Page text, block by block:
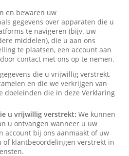
en bewaren uw
gegevens over apparaten die u
te navigeren (bijv. uw
middelen), die u aan ons
te plaatsen, een account aan
contact met ons op te nemen.
die u vrijwillig verstrekt,
en die we verkrijgen van
doeleinden die in deze Verklaring
u vrijwillig verstrekt: We kunnen
u ontvangen wanneer u uw
account bij ons aanmaakt of uw
of klantbeoordelingen verstrekt in